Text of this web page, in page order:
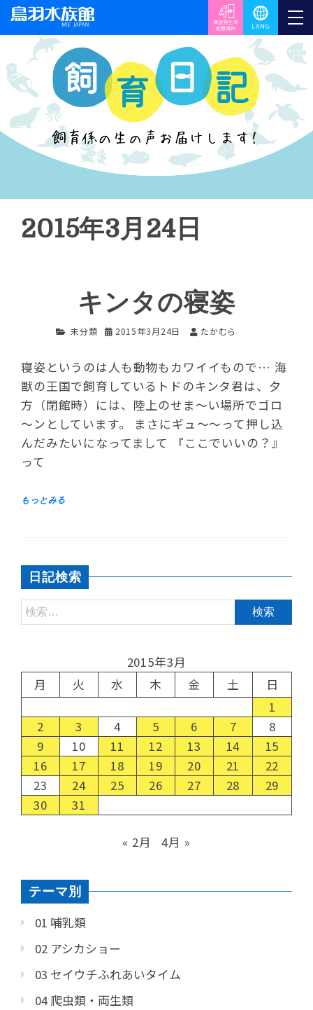
2015年3月24日
キンタの寝姿
未分類 2015年3月24日 たかむら
寝姿というのは人も動物もカワイイもので… 海
獣の王国で飼育しているトドのキンタ君は、夕
方（閉館時）には、陸上のせま～い場所でゴロ
～ンとしています。 まさにギュ～～って押し込
んだみたいになってまして 『ここでいいの？』
って
日記検索
2015年3月
月
火 水 木 金 土
日
1
2
3 4 5 6 7
8
9
10 11 12 13 14
15
16
17 18 19 20 21
22
23
24 25 26 27 28
29
30
31
« 2月 4月 »
テーマ別
01 哺乳類
02 アシカショー
03 セイウチふれあいタイム
04 爬虫類・両生類